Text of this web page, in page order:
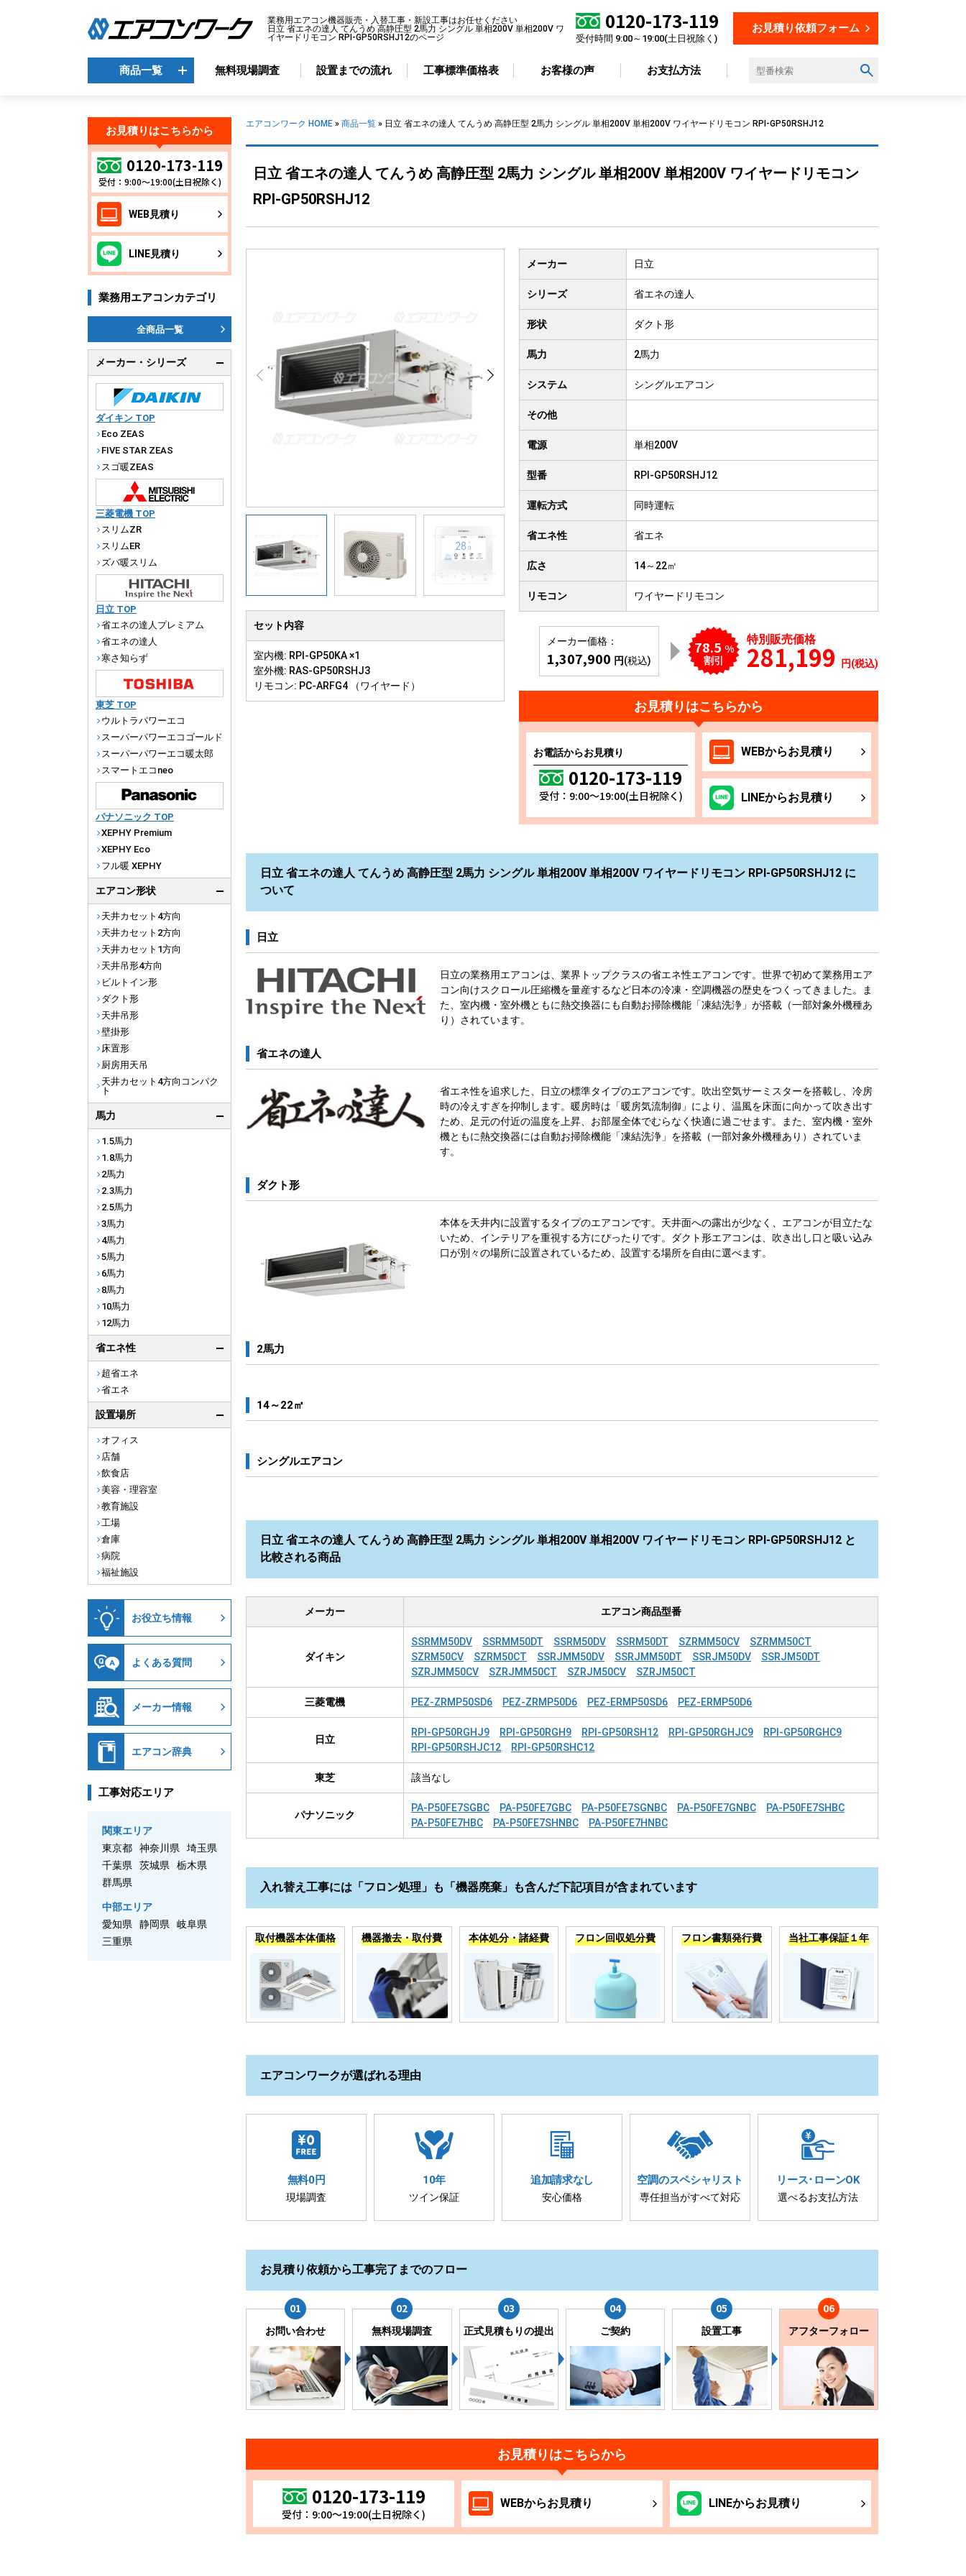
業務用エアコン機器販売・入替工事・新設工事はお任せください
日立 省エネの達人 てんうめ 高静圧型 2馬力 シングル 単相200V 単相200V ワ
イヤードリモコン RPI-GP50RSHJ12のページ
0120-173-119
受付時間 9:00～19:00(土日祝除く)
お見積り依頼フォーム
商品一覧
商品一覧
メーカーから選ぶ
ダイキン
三菱電機
日立
東芝
パナソニック
天井カセット 4方向
天井カセット
天井カセット1方向
天井吊り形4方向
厨房用
飲食店
美容・理容室
倉庫
無料現場調査 設置までの流れ 工事標準価格表 お客様の声 お支払方法
エアコンワーク HOME » 商品一覧 » 日立 省エネの達人 てんうめ 高静圧型 2馬力 シングル 単相200V 単相200V ワイヤードリモコン RPI-GP50RSHJ12
日立 省エネの達人 てんうめ 高静圧型 2馬力 シングル 単相200V 単相200V ワイヤードリモコン
RPI-GP50RSHJ12
セット内容
室内機: RPI-GP50KA ×1
室外機: RAS-GP50RSHJ3
リモコン: PC-ARFG4 （ワイヤード）
メーカー 日立
シリーズ 省エネの達人
形状 ダクト形
馬力 2馬力
システム シングルエアコン
その他
電源 単相200V
型番 RPI-GP50RSHJ12
運転方式 同時運転
省エネ性 省エネ
広さ 14～22㎡
リモコン ワイヤードリモコン
メーカー価格：
1,307,900 円(税込)
78.5 %
割引
特別販売価格
281,199 円(税込)
お見積りはこちらから
お電話からお見積り
0120-173-119
受付：9:00～19:00(土日祝除く)
WEBからお見積り
LINEからお見積り
日立 省エネの達人 てんうめ 高静圧型 2馬力 シングル 単相200V 単相200V ワイヤードリモコン RPI-GP50RSHJ12 に
ついて
日立
日立の業務用エアコンは、業界トップクラスの省エネ性エアコンです。世界で初めて業務用エア
コン向けスクロール圧縮機を量産するなど日本の冷凍・空調機器の歴史をつくってきました。ま
た、室内機・室外機ともに熱交換器にも自動お掃除機能「凍結洗浄」が搭載（一部対象外機種あ
り）されています。
省エネの達人
省エネ性を追求した、日立の標準タイプのエアコンです。吹出空気サーミスターを搭載し、冷房
時の冷えすぎを抑制します。暖房時は「暖房気流制御」により、温風を床面に向かって吹き出す
ため、足元の付近の温度を上昇、お部屋全体でむらなく快適に過ごせます。また、室内機・室外
機ともに熱交換器には自動お掃除機能「凍結洗浄」を搭載（一部対象外機種あり）されていま
す。
ダクト形
本体を天井内に設置するタイプのエアコンです。天井面への露出が少なく、エアコンが目立たな
いため、インテリアを重視する方にぴったりです。ダクト形エアコンは、吹き出し口と吸い込み
口が別々の場所に設置されているため、設置する場所を自由に選べます。
2馬力
14～22㎡
シングルエアコン
日立 省エネの達人 てんうめ 高静圧型 2馬力 シングル 単相200V 単相200V ワイヤードリモコン RPI-GP50RSHJ12 と
比較される商品
メーカー エアコン商品型番
ダイキン
SSRMM50DV SSRMM50DT SSRM50DV SSRM50DT SZRMM50CV
SZRMM50CT
SZRM50CV
SZRM50CT SSRJMM50DV SSRJMM50DT SSRJM50DV
SSRJM50DT
SZRJMM50CV
SZRJMM50CT SZRJM50CV SZRJM50CT
三菱電機 PEZ-ZRMP50SD6 PEZ-ZRMP50D6 PEZ-ERMP50SD6 PEZ-ERMP50D6
日立
RPI-GP50RGHJ9 RPI-GP50RGH9 RPI-GP50RSH12 RPI-GP50RGHJC9
RPI-GP50RGHC9
RPI-GP50RSHJC12
RPI-GP50RSHC12
東芝 該当なし
パナソニック
PA-P50FE7SGBC PA-P50FE7GBC PA-P50FE7SGNBC PA-P50FE7GNBC
PA-P50FE7SHBC
PA-P50FE7HBC
PA-P50FE7SHNBC PA-P50FE7HNBC
入れ替え工事には「フロン処理」も「機器廃棄」も含んだ下記項目が含まれています
取付機器本体価格 機器撤去・取付費 本体処分・諸経費 フロン回収処分費 フロン書類発行費 当社工事保証１年
エアコンワークが選ばれる理由
無料0円
現場調査
10年
ツイン保証
追加請求なし
安心価格
空調のスペシャリスト
専任担当がすべて対応
リース･ ローンOK
選べるお支払方法
お見積り依頼から工事完了までのフロー
お問い合わせ 無料現場調査 正式見積もりの提出 ご契約 設置工事 アフターフォロー
お見積りはこちらから
0120-173-119
受付：9:00～19:00(土日祝除く)
WEBからお見積り LINEからお見積り
お見積りはこちらから
0120-173-119
受付：9:00～19:00(土日祝除く)
WEB見積り
LINE見積り
業務用エアコンカテゴリ
全商品一覧
メーカー・シリーズ
ダイキン TOP
Eco ZEAS
FIVE STAR ZEAS
スゴ暖ZEAS
三菱電機 TOP
スリムZR
スリムER
ズバ暖スリム
日立 TOP
省エネの達人プレミアム
省エネの達人
寒さ知らず
東芝 TOP
ウルトラパワーエコ
スーパーパワーエコゴールド
スーパーパワーエコ暖太郎
スマートエコneo
パナソニック TOP
XEPHY Premium
XEPHY Eco
フル暖 XEPHY
エアコン形状
天井カセット4方向
天井カセット2方向
天井カセット1方向
天井吊形4方向
ビルトイン形
ダクト形
天井吊形
壁掛形
床置形
厨房用天吊
天井カセット4方向コンパク
ト
馬力
1.5馬力
1.8馬力
2馬力
2.3馬力
2.5馬力
3馬力
4馬力
5馬力
6馬力
8馬力
10馬力
12馬力
省エネ性
超省エネ
省エネ
設置場所
オフィス
店舗
飲食店
美容・理容室
教育施設
工場
倉庫
病院
福祉施設
お役立ち情報
よくある質問
メーカー情報
エアコン辞典
工事対応エリア
関東エリア
東京都
神奈川県
埼玉県
千葉県
茨城県
栃木県
群馬県
中部エリア
愛知県
静岡県
岐阜県
三重県